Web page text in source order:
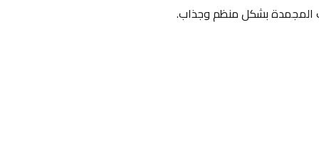
المجمدة بشكل منظم وجذاب.